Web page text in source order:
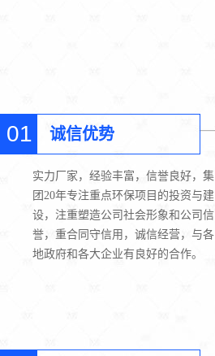
01 诚信优势
实力厂家，经验丰富，信誉良好，集
团20年专注重点环保项目的投资与建
设，注重塑造公司社会形象和公司信
誉，重合同守信用，诚信经营，与各
地政府和各大企业有良好的合作。